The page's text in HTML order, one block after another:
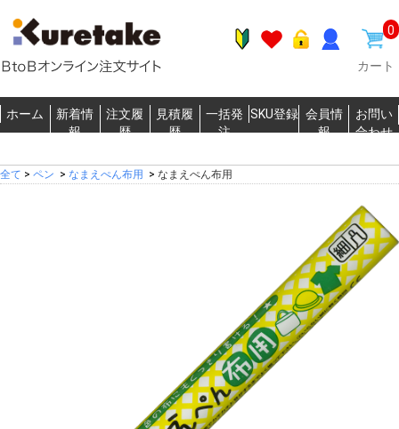
0
カート
ホーム
新着情
報
注文履
歴
見積履
歴
一括発
注
SKU登録 会員情
報
お問い
合わせ
全て > ペン > なまえぺん布用 > なまえぺん布用